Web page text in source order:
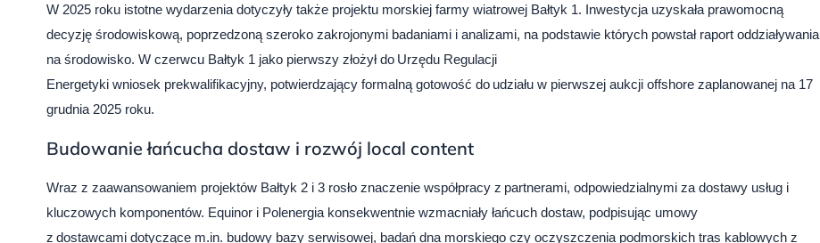
W 2025 roku istotne wydarzenia dotyczyły także projektu morskiej farmy wiatrowej Bałtyk 1. Inwestycja uzyskała prawomocną
decyzję środowiskową, poprzedzoną szeroko zakrojonymi badaniami i analizami, na podstawie których powstał raport oddziaływania
na środowisko. W czerwcu Bałtyk 1 jako pierwszy złożył do Urzędu Regulacji
Energetyki wniosek prekwalifikacyjny, potwierdzający formalną gotowość do udziału w pierwszej aukcji offshore zaplanowanej na 17
grudnia 2025 roku.
Budowanie łańcucha dostaw i rozwój local content
Wraz z zaawansowaniem projektów Bałtyk 2 i 3 rosło znaczenie współpracy z partnerami, odpowiedzialnymi za dostawy usług i
kluczowych komponentów. Equinor i Polenergia konsekwentnie wzmacniały łańcuch dostaw, podpisując umowy
z dostawcami dotyczące m.in. budowy bazy serwisowej, badań dna morskiego czy oczyszczenia podmorskich tras kablowych z